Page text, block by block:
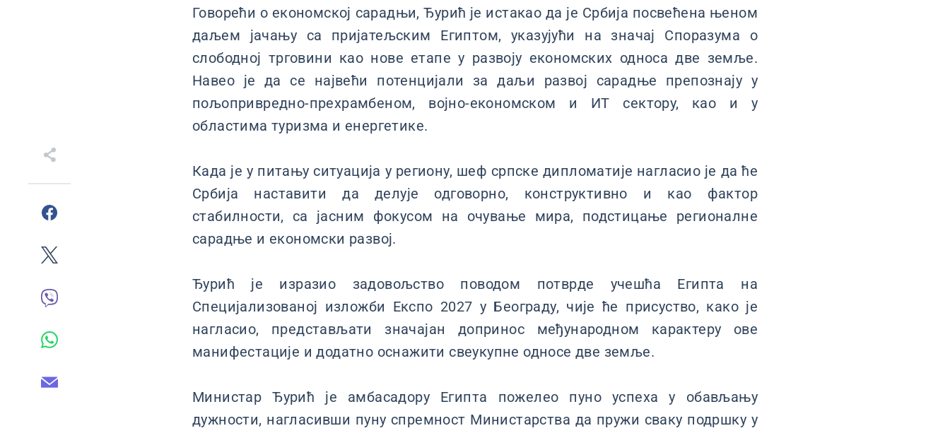
Говорећи о економској сарадњи, Ђурић је истакао да је Србија посвећена њеном
даљем јачању са пријатељским Египтом, указујући на значај Споразума о
слободној трговини као нове етапе у развоју економских односа две земље.
Навео је да се највећи потенцијали за даљи развој сарадње препознају у
пољопривредно-прехрамбеном, војно-економском и ИТ сектору, као и у
областима туризма и енергетике.
Када је у питању ситуација у региону, шеф српске дипломатије нагласио је да ће
Србија наставити да делује одговорно, конструктивно и као фактор
стабилности, са јасним фокусом на очување мира, подстицање регионалне
сарадње и економски развој.
Ђурић je изразио задовољство поводом потврде учешћа Египта на
Специјализованој изложби Експо 2027 у Београду, чије ће присуство, како је
нагласио, представљати значајан допринос међународном карактеру ове
манифестације и додатно оснажити свеукупне односе две земље.
Министар Ђурић је амбасадору Египта пожелео пуно успеха у обављању
дужности, нагласивши пуну спремност Министарства да пружи сваку подршку у